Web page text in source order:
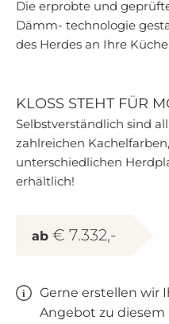
Die erprobte und
Dämm- technologie
des Herdes an Ihre
KLOSS STEHT FÜR
Selbstverständlich sind
zahlreichen
unterschiedlichen
erhältlich!
ab € 7.332,-
Gerne erstellen wir
Angebot zu diesem